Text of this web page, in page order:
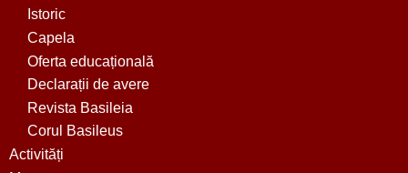
Istoric
Capela
Oferta educațională
Declarații de avere
Revista Basileia
Corul Basileus
Activități